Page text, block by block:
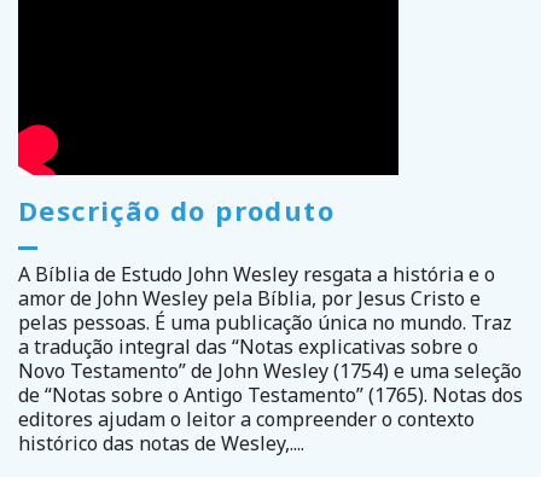
Descrição do produto
A Bíblia de Estudo John Wesley resgata a história e o
amor de John Wesley pela Bíblia, por Jesus Cristo e
pelas pessoas. É uma publicação única no mundo. Traz
a tradução integral das “Notas explicativas sobre o
Novo Testamento” de John Wesley (1754) e uma seleção
de “Notas sobre o Antigo Testamento” (1765). Notas dos
editores ajudam o leitor a compreender o contexto
histórico das notas de Wesley,....